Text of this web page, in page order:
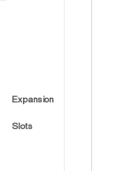
Expansion
Slots